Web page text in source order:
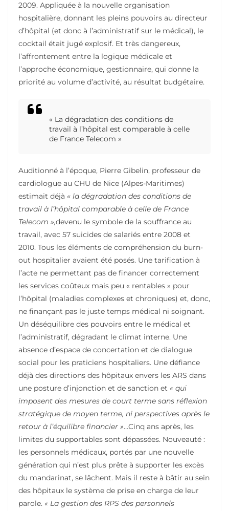
2009. Appliquée à la nouvelle organisation
hospitalière, donnant les pleins pouvoirs au directeur
d’hôpital (et donc à l’administratif sur le médical), le
cocktail était jugé explosif. Et très dangereux,
l’affrontement entre la logique médicale et
l’approche économique, gestionnaire, qui donne la
priorité au volume d’activité, au résultat budgétaire.
« La dégradation des conditions de
travail à l’hôpital est comparable à celle
de France Telecom »
Auditionné à l’époque, Pierre Gibelin, professeur de
cardiologue au CHU de Nice (Alpes-Maritimes)
estimait déjà « la dégradation des conditions de
travail à l’hôpital comparable à celle de France
Telecom »,devenu le symbole de la souffrance au
travail, avec 57 suicides de salariés entre 2008 et
2010. Tous les éléments de compréhension du burn-
out hospitalier avaient été posés. Une tarification à
l’acte ne permettant pas de financer correctement
les services coûteux mais peu « rentables » pour
l’hôpital (maladies complexes et chroniques) et, donc,
ne finançant pas le juste temps médical ni soignant.
Un déséquilibre des pouvoirs entre le médical et
l’administratif, dégradant le climat interne. Une
absence d’espace de concertation et de dialogue
social pour les praticiens hospitaliers. Une défiance
déjà des directions des hôpitaux envers les ARS dans
une posture d’injonction et de sanction et « qui
imposent des mesures de court terme sans réflexion
stratégique de moyen terme, ni perspectives après le
retour à l’équilibre financier »…Cinq ans après, les
limites du supportables sont dépassées. Nouveauté :
les personnels médicaux, portés par une nouvelle
génération qui n’est plus prête à supporter les excès
du mandarinat, se lâchent. Mais il reste à bâtir au sein
des hôpitaux le système de prise en charge de leur
parole. « La gestion des RPS des personnels